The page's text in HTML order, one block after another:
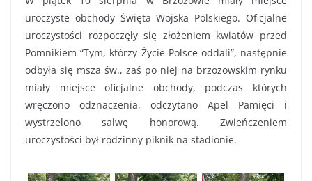
uroczyste obchody Święta Wojska Polskiego. Oficjalne
uroczystości rozpoczęły się złożeniem kwiatów przed
Pomnikiem “Tym, którzy Życie Polsce oddali”, następnie
odbyła się msza św., zaś po niej na brzozowskim rynku
miały miejsce oficjalne obchody, podczas których
wręczono odznaczenia, odczytano Apel Pamięci i
wystrzelono salwę honorową. Zwieńczeniem
uroczystości był rodzinny piknik na stadionie.